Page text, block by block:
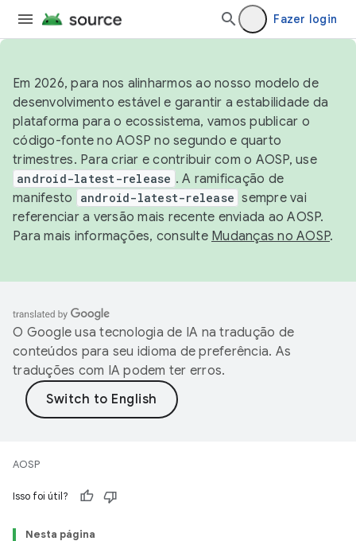
Fazer login
Em 2026, para nos alinharmos ao nosso modelo de
desenvolvimento estável e garantir a estabilidade da
plataforma para o ecossistema, vamos publicar o
código-fonte no AOSP no segundo e quarto
trimestres. Para criar e contribuir com o AOSP, use
android-latest-release . A ramificação de
manifesto
android-latest-release sempre vai
referenciar a versão mais recente enviada ao AOSP.
Para mais informações, consulte Mudanças no AOSP.
O Google usa tecnologia de IA na tradução de
conteúdos para seu idioma de preferência. As
traduções com IA podem ter erros.
AOSP
Isso foi útil?
Nesta página